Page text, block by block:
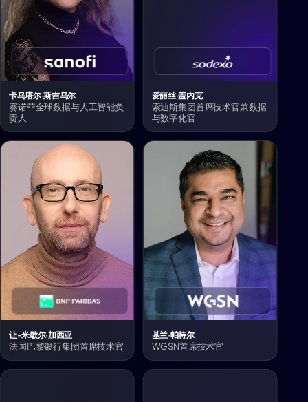
卡乌塔尔·斯吉乌尔
赛诺菲全球数据与人工智能负
责人
爱丽丝·盖内克
索迪斯集团首席技术官兼数据
与数字化官
让-米歇尔·加西亚
法国巴黎银行集团首席技术官
基兰·帕特尔
WGSN首席技术官